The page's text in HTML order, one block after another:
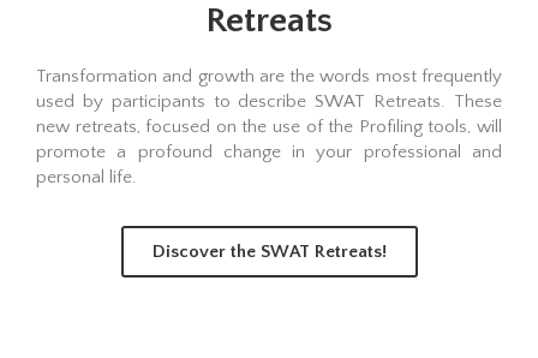
Retreats
Transformation and growth are the words most frequently
used by participants to describe SWAT Retreats. These
new retreats, focused on the use of the Profiling tools, will
promote a profound change in your professional and
personal life.
Discover the SWAT Retreats!